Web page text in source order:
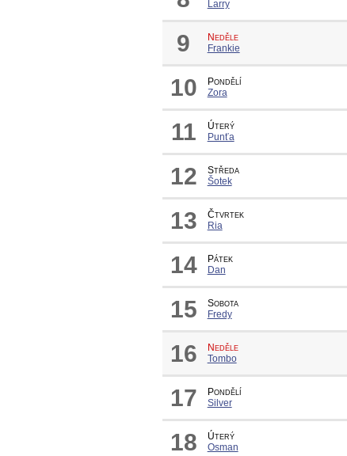
Larry
9
Neděle
Frankie
10
Pondělí
Zora
11
Úterý
Punťa
12
Středa
Šotek
13
Čtvrtek
Ria
14
Pátek
Dan
15
Sobota
Fredy
16
Neděle
Tombo
17
Pondělí
Silver
18
Úterý
Osman